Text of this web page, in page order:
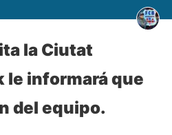
la Ciutat
le informará que
del equipo.